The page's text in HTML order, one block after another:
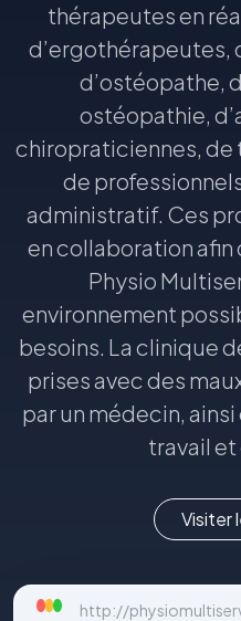
thérapeutes en
d’ergothérapeutes,
d’ostéopathe,
ostéopathie,
chiropraticiennes,
de
administratif. Ces
en collaboration afin
Physio
environnement
besoins. La clinique
prises avec des
par un médecin,
travail et
Visiter
http://